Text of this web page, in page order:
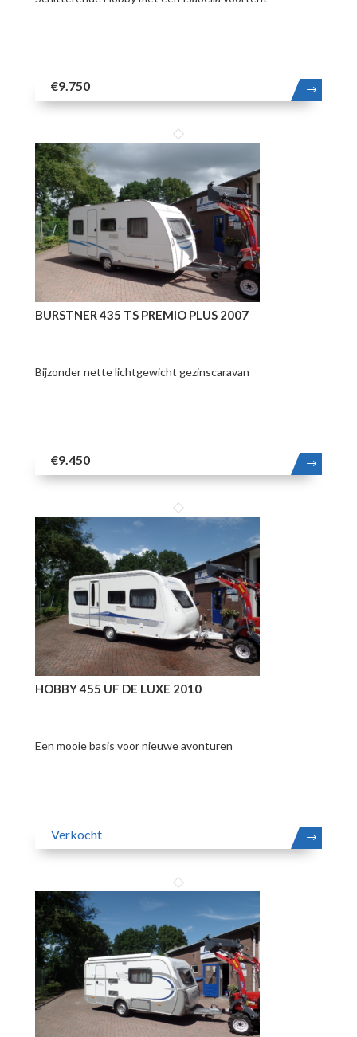
€9.750
BURSTNER 435 TS PREMIO PLUS 2007
Bijzonder nette lichtgewicht gezinscaravan
€9.450
HOBBY 455 UF DE LUXE 2010
Een mooie basis voor nieuwe avonturen
Verkocht